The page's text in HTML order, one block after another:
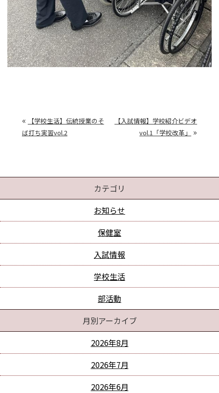
«
【学校生活】伝統授業のそ
ば打ち実習vol.2
【入試情報】学校紹介ビデオ
vol.1「学校改革」
»
カテゴリ
お知らせ
保健室
入試情報
学校生活
部活動
月別アーカイブ
2026年8月
2026年7月
2026年6月